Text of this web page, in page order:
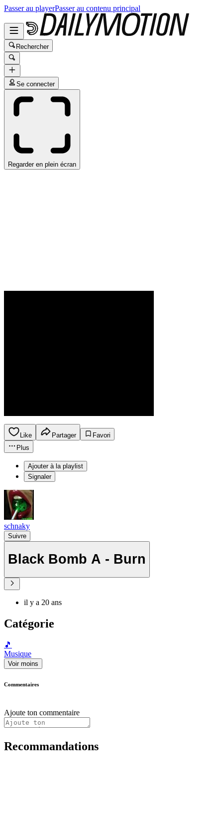
Passer au playerPasser au contenu principal
Rechercher
Se connecter
Regarder en plein écran
Like Partager
Favori
Plus
Ajouter à la playlist
Signaler
schnaky
Suivre
Black Bomb A - Burn
il y a 20 ans
Catégorie
🎵
Musique
Voir moins
Commentaires
Ajoute ton commentaire
Recommandations